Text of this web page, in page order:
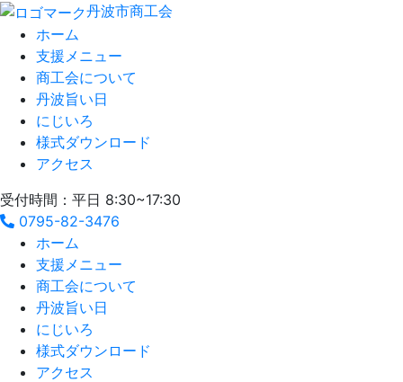
丹波市商工会
ホーム
支援メニュー
商工会について
丹波旨い日
にじいろ
様式ダウンロード
アクセス
受付時間：平日 8:30~17:30
0795-82-3476
ホーム
支援メニュー
商工会について
丹波旨い日
にじいろ
様式ダウンロード
アクセス